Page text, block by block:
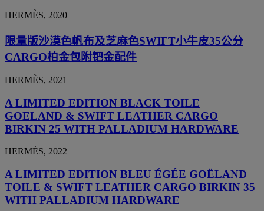
HERMÈS, 2020
限量版沙漠色帆布及芝麻色SWIFT小牛皮35公分
CARGO柏金包附钯金配件
HERMÈS, 2021
A LIMITED EDITION BLACK TOILE
GOELAND & SWIFT LEATHER CARGO
BIRKIN 25 WITH PALLADIUM HARDWARE
HERMÈS, 2022
A LIMITED EDITION BLEU ÉGÉE GOËLAND
TOILE & SWIFT LEATHER CARGO BIRKIN 35
WITH PALLADIUM HARDWARE